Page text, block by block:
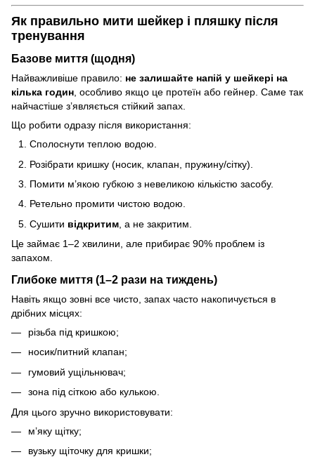
Як правильно мити шейкер і пляшку після
тренування
Базове миття (щодня)
Найважливіше правило: не залишайте напій у шейкері на
кілька годин, особливо якщо це протеїн або гейнер. Саме так
найчастіше з’являється стійкий запах.
Що робити одразу після використання:
Сполоснути теплою водою.
Розібрати кришку (носик, клапан, пружину/сітку).
Помити м’якою губкою з невеликою кількістю засобу.
Ретельно промити чистою водою.
Сушити відкритим , а не закритим.
Це займає 1–2 хвилини, але прибирає 90% проблем із
запахом.
Глибоке миття (1–2 рази на тиждень)
Навіть якщо зовні все чисто, запах часто накопичується в
дрібних місцях:
різьба під кришкою;
носик/питний клапан;
гумовий ущільнювач;
зона під сіткою або кулькою.
Для цього зручно використовувати:
м’яку щітку;
вузьку щіточку для кришки;